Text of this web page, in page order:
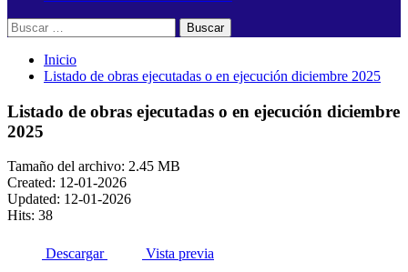
Buscar:
Inicio
Listado de obras ejecutadas o en ejecución diciembre 2025
Listado de obras ejecutadas o en ejecución diciembre
2025
Tamaño del archivo: 2.45 MB
Created: 12-01-2026
Updated: 12-01-2026
Hits: 38
Descargar Vista previa